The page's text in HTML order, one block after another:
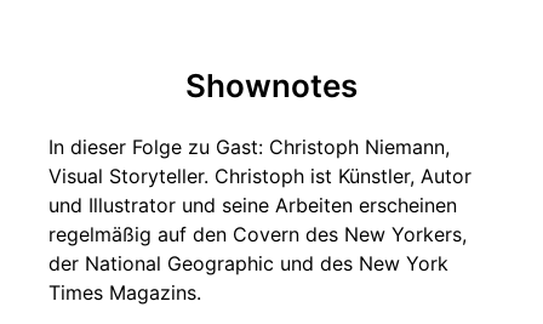
Shownotes
In dieser Folge zu Gast: Christoph Niemann,
Visual Storyteller. Christoph ist Künstler, Autor
und Illustrator und seine Arbeiten erscheinen
regelmäßig auf den Covern des New Yorkers,
der National Geographic und des New York
Times Magazins.